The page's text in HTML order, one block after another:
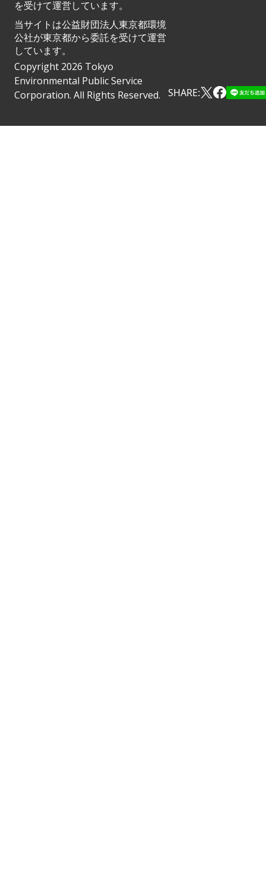
を受けて運営しています。
当サイトは公益財団法人東京都環境
公社が東京都から委託を受けて運営
しています。
Copyright 2026 Tokyo
Environmental Public Service
Corporation. All Rights Reserved.
SHARE: